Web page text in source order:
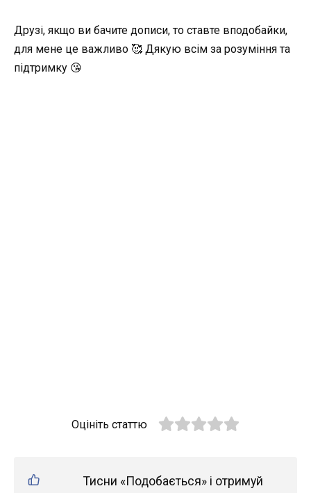
Друзі, якщо ви бачите дописи, то ставте вподобайки,
для мене це важливо 🥰 Дякую всім за розуміння та
підтримку 😘
Оцініть статтю
Тисни «Подобається» і отримуй